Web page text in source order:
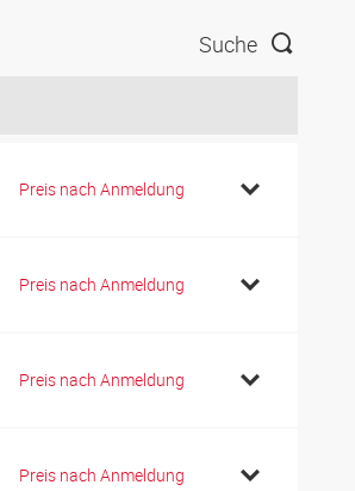
Suche
Preis nach Anmeldung
Preis nach Anmeldung
Preis nach Anmeldung
Preis nach Anmeldung